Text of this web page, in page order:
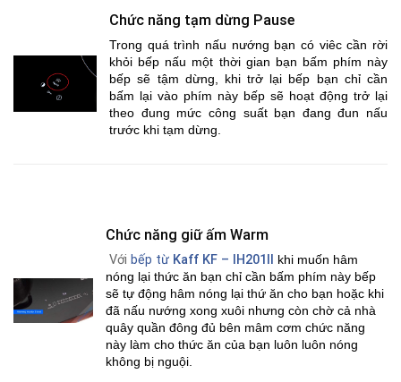
Chức năng tạm dừng Pause
Trong quá trình nấu nướng bạn có viêc cần rời
khỏi bếp nấu một thời gian bạn bấm phím này
bếp sẽ tậm dừng, khi trở lại bếp bạn chỉ cần
bấm lại vào phím này bếp sẽ hoạt động trở lại
theo đung mức công suất bạn đang đun nấu
trước khi tạm dừng.
Chức năng giữ ấm Warm
Vớibếp từ Kaff KF – IH201II khi muốn hâm
nóng lại thức ăn bạn chỉ cần bấm phím này bếp
sẽ tự động hâm nóng lại thứ ăn cho bạn hoặc khi
đã nấu nướng xong xuôi nhưng còn chờ cả nhà
quây quần đông đủ bên mâm cơm chức năng
này làm cho thức ăn của bạn luôn luôn nóng
không bị nguội.